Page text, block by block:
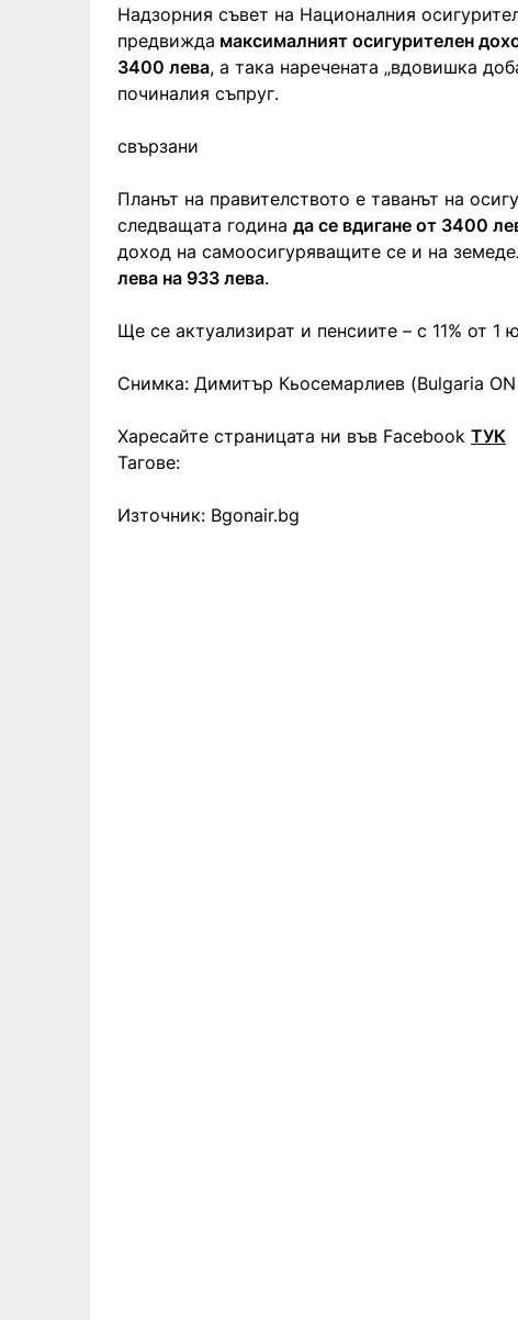
Надзорния съвет на Националния
предвижда максималният осигурителен
3400 лева, а така наречената „вдовишка
починалия съпруг.
свързани
Планът на правителството е таванът на
следващата година да се вдигане от 3400
доход на самоосигуряващите се и на
лева на 933 лева.
Ще се актуализират и пенсиите – с 11% от 1
Снимка: Димитър Кьосемарлиев (Bulgaria ON
Харесайте страницата ни във Facebook ТУК
Тагове:
Източник: Bgonair.bg